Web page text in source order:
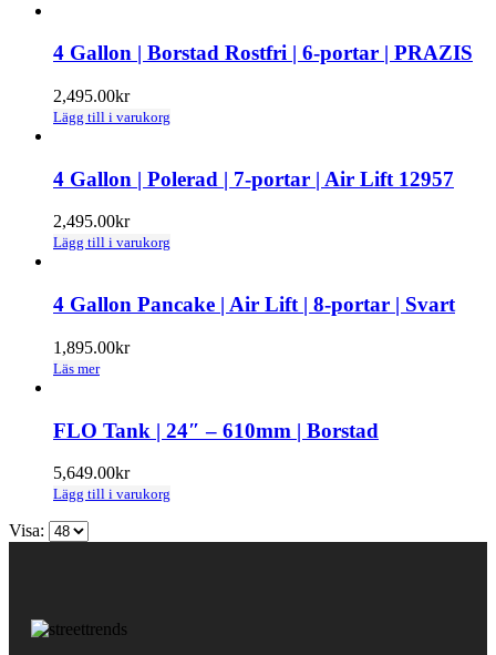
4 Gallon | Borstad Rostfri | 6-portar | PRAZIS
2,495.00kr
Lägg till i varukorg
4 Gallon | Polerad | 7-portar | Air Lift 12957
2,495.00kr
Lägg till i varukorg
4 Gallon Pancake | Air Lift | 8-portar | Svart
1,895.00kr
Läs mer
FLO Tank | 24″ – 610mm | Borstad
5,649.00kr
Lägg till i varukorg
Visa: